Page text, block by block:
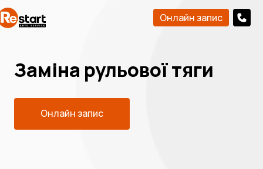
Онлайн запис
Заміна рульової тяги
Онлайн запис